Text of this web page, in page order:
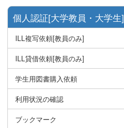
個人認証[大学教員・大学生]
ILL複写依頼[教員のみ]
ILL貸借依頼[教員のみ]
学生用図書購入依頼
利用状況の確認
ブックマーク